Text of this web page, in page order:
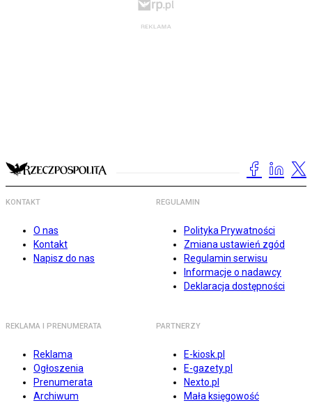
KONTAKT
O nas
Kontakt
Napisz do nas
REGULAMIN
Polityka Prywatności
Zmiana ustawień zgód
Regulamin serwisu
Informacje o nadawcy
Deklaracja dostępności
REKLAMA I PRENUMERATA
Reklama
Ogłoszenia
Prenumerata
Archiwum
PARTNERZY
E-kiosk.pl
E-gazety.pl
Nexto.pl
Mała księgowość